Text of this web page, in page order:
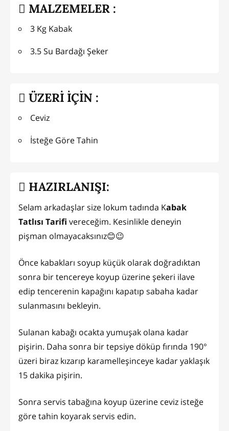
MALZEMELER :
3 Kg Kabak
3.5 Su Bardağı Şeker
ÜZERİ İÇİN :
Ceviz
İsteğe Göre Tahin
HAZIRLANIŞI:
Selam arkadaşlar size lokum tadında Kabak
Tatlısı Tarifi vereceğim. Kesinlikle deneyin
pişman olmayacaksınız😊😉
Önce kabakları soyup küçük olarak doğradıktan
sonra bir tencereye koyup üzerine şekeri ilave
edip tencerenin kapağını kapatıp sabaha kadar
sulanmasını bekleyin.
Sulanan kabağı ocakta yumuşak olana kadar
pişirin. Daha sonra bir tepsiye döküp fırında 190°
üzeri biraz kızarıp karamelleşinceye kadar yaklaşık
15 dakika pişirin.
Sonra servis tabağına koyup üzerine ceviz isteğe
göre tahin koyarak servis edin.